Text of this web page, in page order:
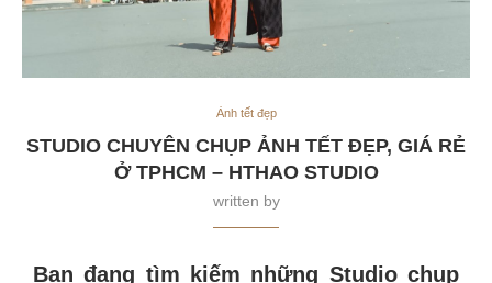
Ảnh tết đẹp
STUDIO CHUYÊN CHỤP ẢNH TẾT ĐẸP, GIÁ RẺ
Ở TPHCM – HTHAO STUDIO
written by
Bạn đang tìm kiếm những Studio chụp